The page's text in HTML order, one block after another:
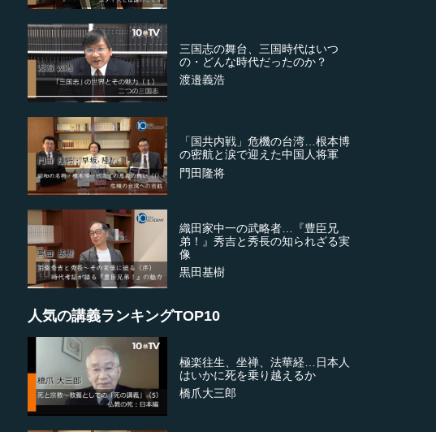
三国志の舞台、三国時代はいつ
の・どんな時代だったのか？
渡邉義浩
「国共内戦」危機の台湾…根本博
の密航と涙で迎えた中国人将軍
門田隆将
織田家中一の武略者…『豊臣兄
弟！』秀吉と秀長の知られざる実
像
黒田基樹
人気の講義ランキングTOP10
極楽往生、坐禅、法華経…日本人
はいかに死を乗り越えるか
橋爪大三郎